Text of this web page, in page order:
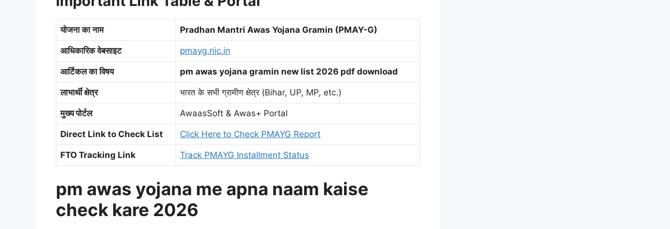
योजना का नाम Pradhan Mantri Awas Yojana Gramin (PMAY-G)
आधिकारिक वेबसाइट pmayg.nic.in
आर्टिकल का विषय pm awas yojana gramin new list 2026 pdf download
लाभार्थी क्षेत्र भारत के सभी ग्रामीण क्षेत्र (Bihar, UP, MP, etc.)
मुख्य पोर्टल AwaasSoft & Awas+ Portal
Direct Link to Check List Click Here to Check PMAYG Report
FTO Tracking Link Track PMAYG Installment Status
pm awas yojana me apna naam kaise
check kare 2026